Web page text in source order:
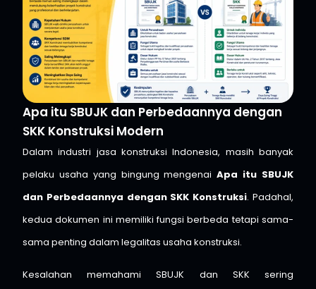
Apa itu SBUJK dan Perbedaannya dengan
SKK Konstruksi Modern
Dalam industri jasa konstruksi Indonesia, masih banyak
pelaku usaha yang bingung mengenaiApa itu SBUJK
dan Perbedaannya dengan SKK Konstruksi. Padahal,
kedua dokumen ini memiliki fungsi berbeda tetapi sama-
sama penting dalam legalitas usaha konstruksi.
Kesalahan memahami SBUJK dan SKK sering